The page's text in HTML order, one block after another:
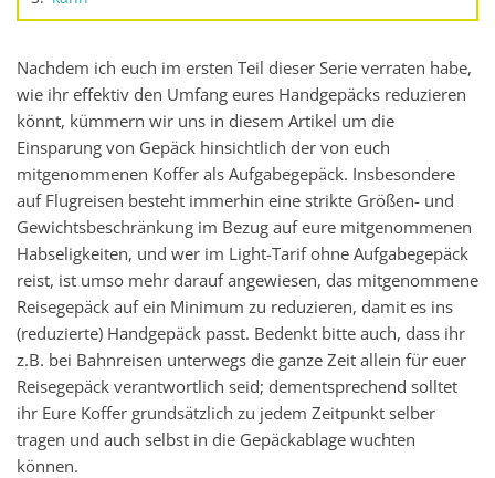
Nachdem ich euch im ersten Teil dieser Serie verraten habe,
wie ihr effektiv den Umfang eures Handgepäcks reduzieren
könnt, kümmern wir uns in diesem Artikel um die
Einsparung von Gepäck hinsichtlich der von euch
mitgenommenen Koffer als Aufgabegepäck. Insbesondere
auf Flugreisen besteht immerhin eine strikte Größen- und
Gewichtsbeschränkung im Bezug auf eure mitgenommenen
Habseligkeiten, und wer im Light-Tarif ohne Aufgabegepäck
reist, ist umso mehr darauf angewiesen, das mitgenommene
Reisegepäck auf ein Minimum zu reduzieren, damit es ins
(reduzierte) Handgepäck passt. Bedenkt bitte auch, dass ihr
z.B. bei Bahnreisen unterwegs die ganze Zeit allein für euer
Reisegepäck verantwortlich seid; dementsprechend solltet
ihr Eure Koffer grundsätzlich zu jedem Zeitpunkt selber
tragen und auch selbst in die Gepäckablage wuchten
können.